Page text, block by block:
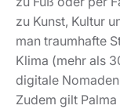
zu Kunst, Kultur
man traumhafte
Klima (mehr als
digitale
Zudem gilt Palma